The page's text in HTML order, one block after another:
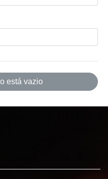
está vazio